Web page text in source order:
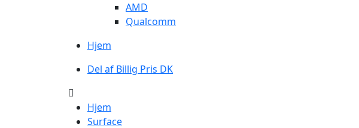
AMD
Qualcomm
Hjem
Del af Billig Pris DK
Hjem
Surface